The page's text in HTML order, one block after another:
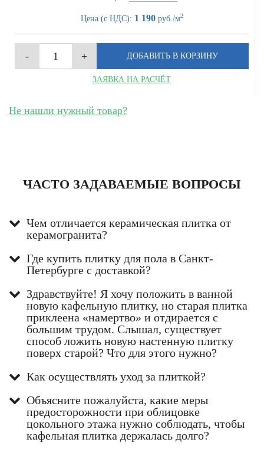
Цена (с НДС): 1 190руб./м2
ЗАЯВКА НА РАСЧЁТ
Не нашли нужный товар?
ЧАСТО ЗАДАВАЕМЫЕ ВОПРОСЫ
Чем отличается керамическая плитка от
керамогранита?
Где купить плитку для пола в Санкт-
Петербурге с доставкой?
Здравствуйте! Я хочу положить в ванной
новую кафельную плитку, но старая плитка
приклеена «намертво» и отдирается с
большим трудом. Слышал, существует
способ ложить новую настенную плитку
поверх старой? Что для этого нужно?
Как осуществлять уход за плиткой?
Объясните пожалуйста, какие меры
предосторожности при облицовке
цокольного этажа нужно соблюдать, чтобы
кафельная плитка держалась долго?